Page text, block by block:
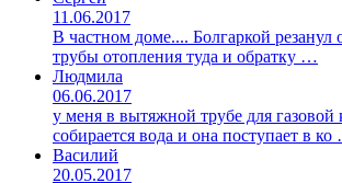
11.06.2017
В частном доме.... Болгаркой резанул
трубы отопления туда и обратку …
Людмила
06.06.2017
у меня в вытяжной трубе для газовой
собирается вода и она поступает в
Василий
20.05.2017